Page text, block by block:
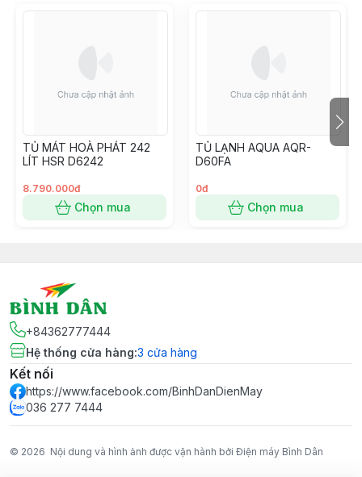
TỦ MÁT HOÀ PHÁT 242
LÍT HSR D6242
8.790.000đ
Chọn mua
TỦ LẠNH AQUA AQR-
D60FA
0đ
Chọn mua
+84362777444
Hệ thống cửa hàng:3 cửa hàng
Kết nối
https://www.facebook.com/BinhDanDienMay
036 277 7444
© 2026 Nội dung và hình ảnh được vận hành bởi Điện máy Bình Dân